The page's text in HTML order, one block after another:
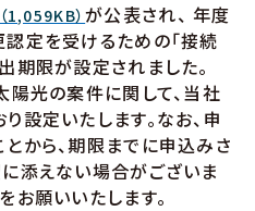
（1,059KB）が公表され、 年度
定を受けるための「接続
期限が設定されました。
陽光の案件に関して、当社
設定いたします。なお、申
から、期限までに申込みさ
添えない場合がございま
お願いいたします。